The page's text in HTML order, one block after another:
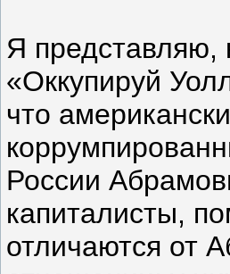
Я представляю,
«Оккупируй
что
России
капиталисты,
отличаются от